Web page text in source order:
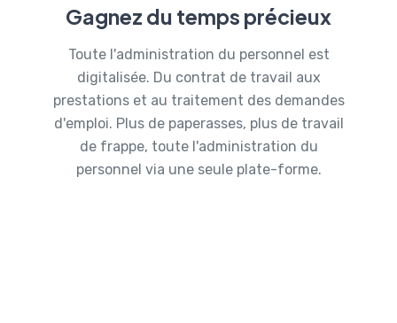
Gagnez du temps précieux
Toute l'administration du personnel est
digitalisée. Du contrat de travail aux
prestations et au traitement des demandes
d'emploi. Plus de paperasses, plus de travail
de frappe, toute l'administration du
personnel via une seule plate-forme.